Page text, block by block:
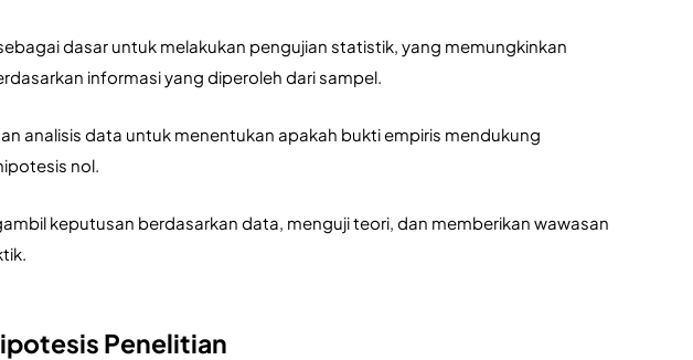
dasar untuk melakukan pengujian statistik, yang memungkinkan
informasi yang diperoleh dari sampel.
analisis data untuk menentukan apakah bukti empiris mendukung
nol.
keputusan berdasarkan data, menguji teori, dan memberikan wawasan
Penelitian